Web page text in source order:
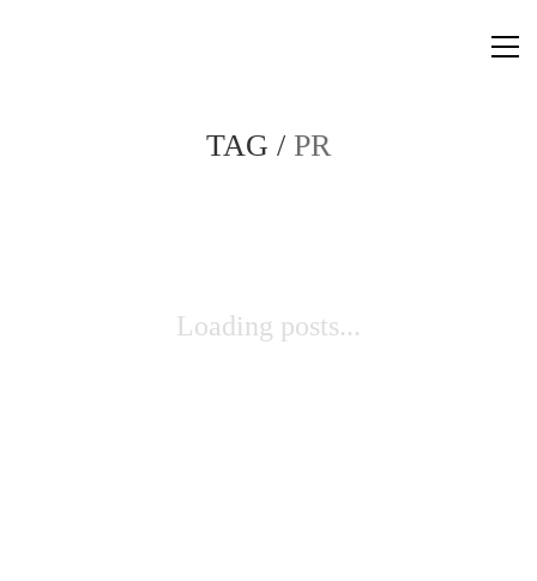
TAG / PR
Loading posts...